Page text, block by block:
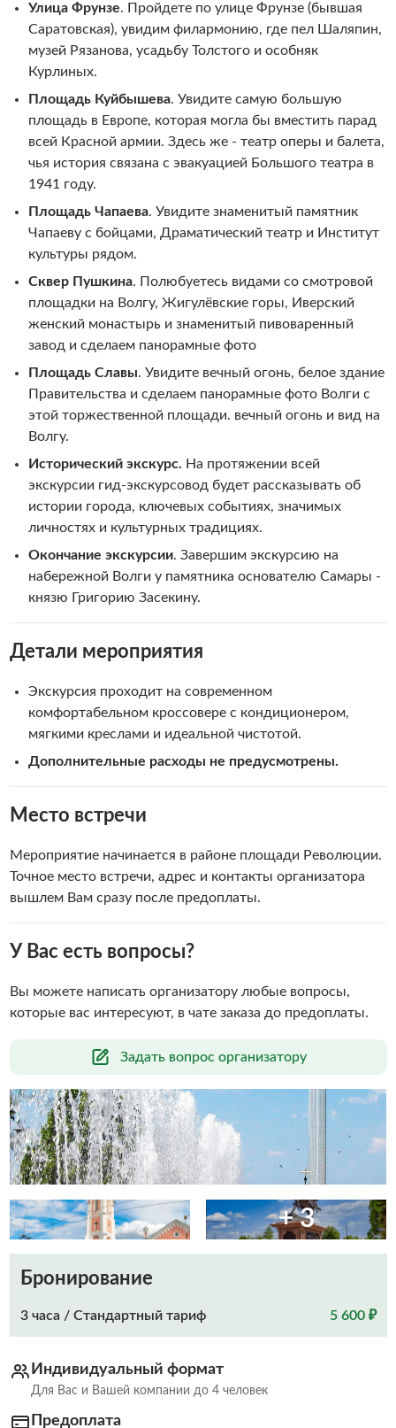
Улица Фрунзе. Пройдете по улице Фрунзе (бывшая
Саратовская), увидим филармонию, где пел Шаляпин,
музей Рязанова, усадьбу Толстого и особняк
Курлиных.
Площадь Куйбышева. Увидите самую большую
площадь в Европе, которая могла бы вместить парад
всей Красной армии. Здесь же - театр оперы и балета,
чья история связана с эвакуацией Большого театра в
1941 году.
Площадь Чапаева. Увидите знаменитый памятник
Чапаеву с бойцами, Драматический театр и Институт
культуры рядом.
Сквер Пушкина. Полюбуетесь видами со смотровой
площадки на Волгу, Жигулёвские горы, Иверский
женский монастырь и знаменитый пивоваренный
завод и сделаем панорамные фото
Площадь Славы. Увидите вечный огонь, белое здание
Правительства и сделаем панорамные фото Волги с
этой торжественной площади. вечный огонь и вид на
Волгу.
Исторический экскурс. На протяжении всей
экскурсии гид-экскурсовод будет рассказывать об
истории города, ключевых событиях, значимых
личностях и культурных традициях.
Окончание экскурсии. Завершим экскурсию на
набережной Волги у памятника основателю Самары -
князю Григорию Засекину.
Детали мероприятия
Экскурсия проходит на современном
комфортабельном кроссовере с кондиционером,
мягкими креслами и идеальной чистотой.
Дополнительные расходы не предусмотрены.
Место встречи
Мероприятие начинается в районе площади Революции.
Точное место встречи, адрес и контакты организатора
вышлем Вам сразу после предоплаты.
У Вас есть вопросы?
Задать вопрос организатору
Вы можете написать организатору любые вопросы,
которые вас интересуют, в чате заказа до предоплаты.
+ 3
Бронирование
3 часа / Стандартный тариф 5 600 ₽
Индивидуальный формат
Для Вас и Вашей компании до 4 человек
Предоплата